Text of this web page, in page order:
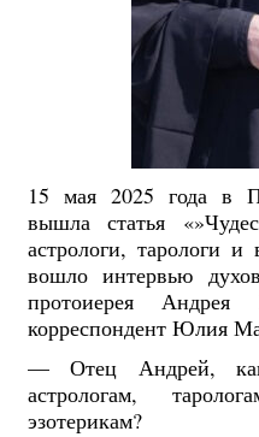
15 мая 2025 года в
вышла статья
астрологи, тарологи
вошло интервью
протоиерея Андрея
корреспондент Юлия
— Отец Андрей,
астрологам,
эзотерикам?